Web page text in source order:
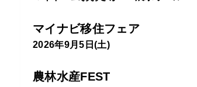
マイナビ移住フェア
2026年9月5日(土)
農林水産FEST